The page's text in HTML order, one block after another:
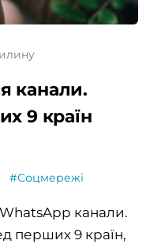
канали.
9 країн
#Соцмережі
канали.
перших 9 країн,